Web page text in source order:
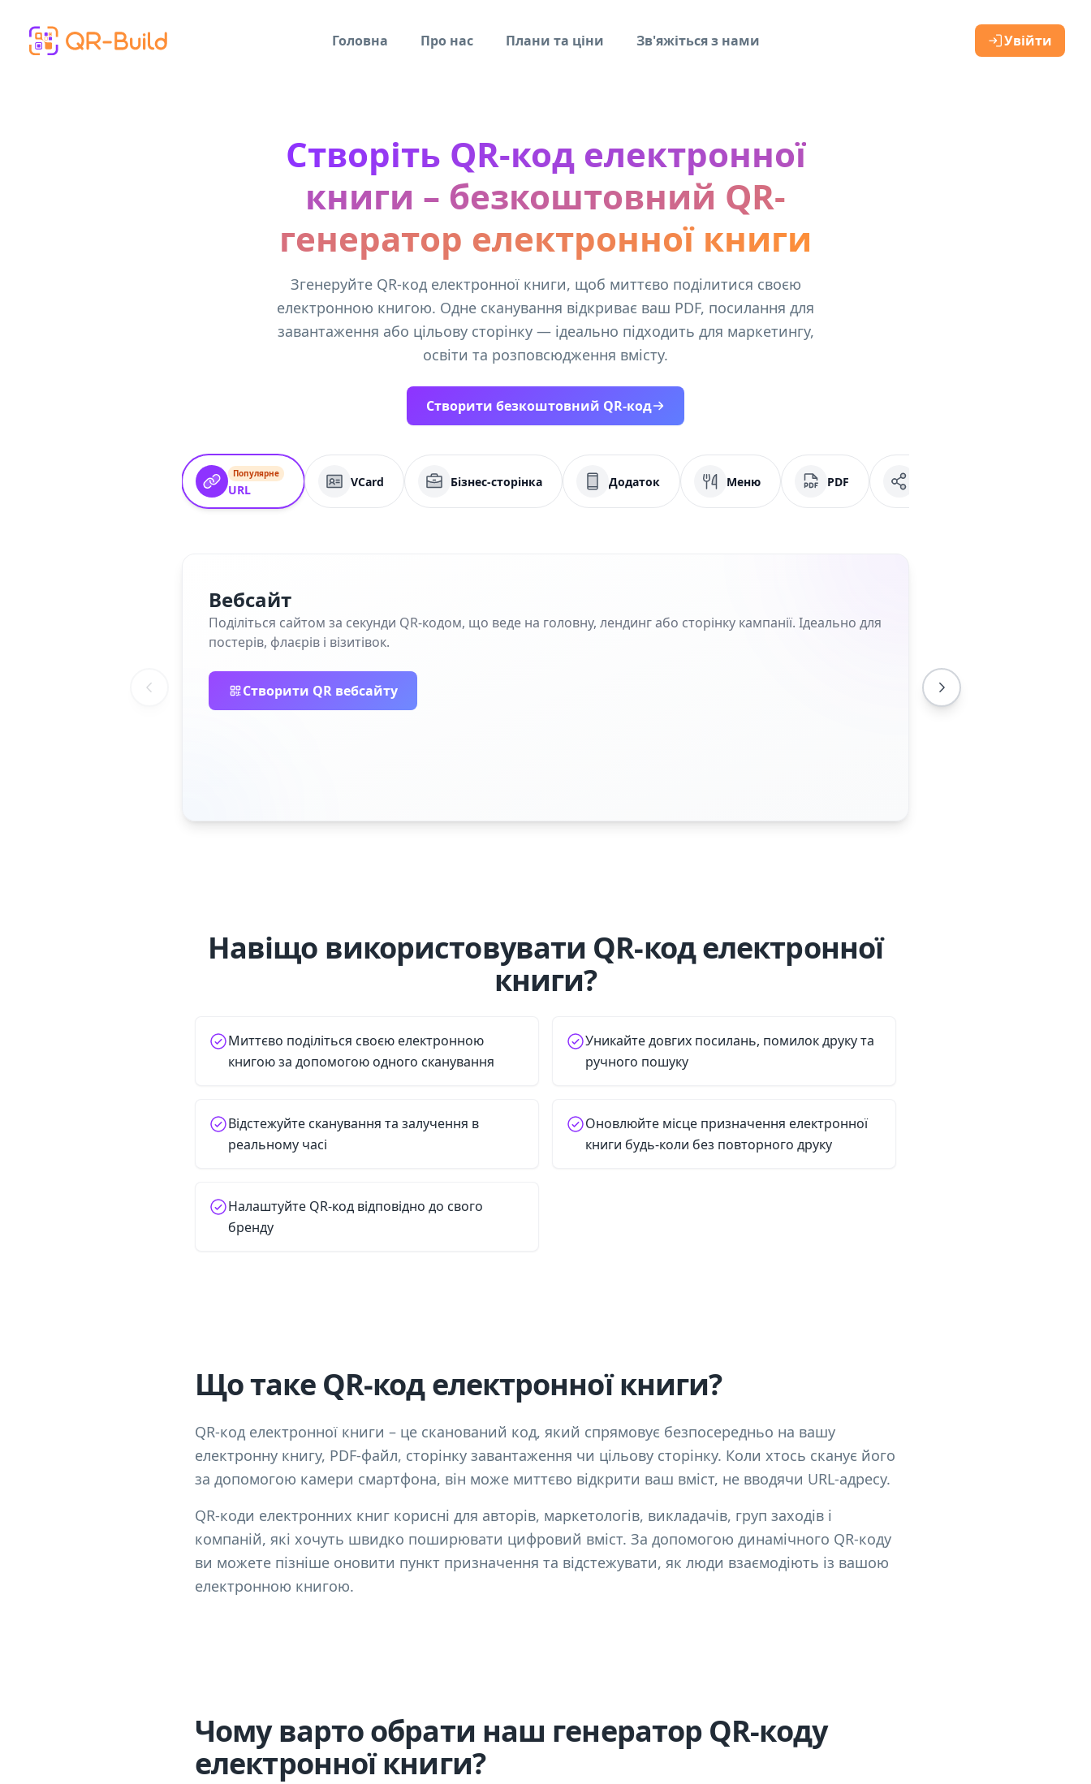
Головна
Про нас Плани та ціни Зв'яжіться з нами Увійти
Створіть QR-код електронної
книги – безкоштовний QR-
генератор електронної книги
Згенеруйте QR-код електронної книги, щоб миттєво поділитися своєю
електронною книгою. Одне сканування відкриває ваш PDF, посилання для
завантаження або цільову сторінку — ідеально підходить для маркетингу,
освіти та розповсюдження вмісту.
Створити безкоштовний QR-код
Популярне
URL
VCard Бізнес-сторінка Додаток Меню PDF
Вебсайт
Поділіться сайтом за секунди QR‑кодом, що веде на головну, лендинг або сторінку кампанії. Ідеально для
постерів, флаєрів і візитівок.
Створити QR вебсайту
Навіщо використовувати QR-код електронної
книги?
Миттєво поділіться своєю електронною
книгою за допомогою одного сканування
Уникайте довгих посилань, помилок друку та
ручного пошуку
Відстежуйте сканування та залучення в
реальному часі
Оновлюйте місце призначення електронної
книги будь-коли без повторного друку
Налаштуйте QR-код відповідно до свого
бренду
Що таке QR-код електронної книги?
QR-код електронної книги – це сканований код, який спрямовує безпосередньо на вашу
електронну книгу, PDF-файл, сторінку завантаження чи цільову сторінку. Коли хтось сканує його
за допомогою камери смартфона, він може миттєво відкрити ваш вміст, не вводячи URL-адресу.
QR-коди електронних книг корисні для авторів, маркетологів, викладачів, груп заходів і
компаній, які хочуть швидко поширювати цифровий вміст. За допомогою динамічного QR-коду
ви можете пізніше оновити пункт призначення та відстежувати, як люди взаємодіють із вашою
електронною книгою.
Чому варто обрати наш генератор QR-коду
електронної книги?